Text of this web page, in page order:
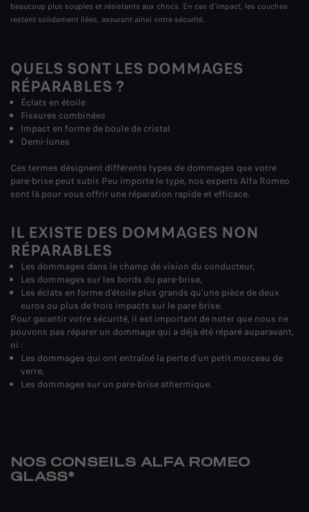
beaucoup plus souples et résistants aux chocs. En cas d'impact, les couches
restent solidement liées, assurant ainsi votre sécurité.
QUELS SONT LES DOMMAGES
RÉPARABLES ?
Éclats en étoile
Fissures combinées
Impact en forme de boule de cristal
Demi-lunes
Ces termes désignent différents types de dommages que votre
pare-brise peut subir. Peu importe le type, nos experts Alfa Romeo
sont là pour vous offrir une réparation rapide et efficace.
IL EXISTE DES DOMMAGES NON
RÉPARABLES
Les dommages dans le champ de vision du conducteur,
Les dommages sur les bords du pare-brise,
Les éclats en forme d'étoile plus grands qu'une pièce de deux
euros ou plus de trois impacts sur le pare-brise.
Pour garantir votre sécurité, il est important de noter que nous ne
pouvons pas réparer un dommage qui a déjà été réparé auparavant,
ni :
Les dommages qui ont entraîné la perte d'un petit morceau de
verre,
Les dommages sur un pare-brise athermique.
NOS CONSEILS ALFA ROMEO
GLASS*